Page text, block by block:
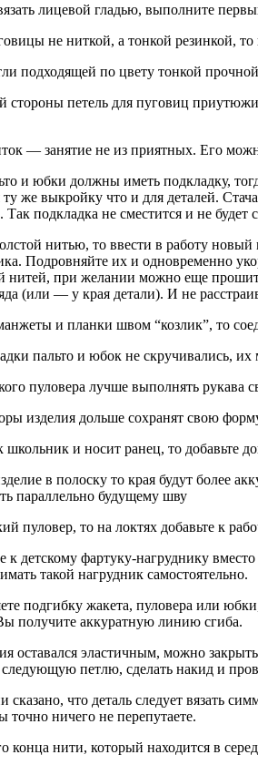
лицевой гладью, выполните
не ниткой, а тонкой резинкой,
подходящей по цвету тонкой
стороны петель для пуговиц
— занятие не из приятных. Его
и юбки должны иметь подкладку,
ту же выкройку что и для деталей.
подкладка не сместится и не
нитью, то ввести в работу
Подровняйте их и одновременно
нитей, при желании можно еще
(или — у края детали). И не
и планки швом “козлик”, то
пальто и юбок не скручивались, их
пуловера лучше выполнять рукава
изделия дольше сохранят свою
и носит ранец, то добавьте
в полоску то края будут более
параллельно будущему шву
пуловер, то на локтях добавьте к
детскому фартуку-нагруднику
такой нагрудник самостоятельно.
подгибку жакета, пуловера или
получите аккуратную линию сгиба.
оставался эластичным, можно
петлю, сделать накид и
сказано, что деталь следует вязать
точно ничего не перепутаете.
конца нити, который находится в